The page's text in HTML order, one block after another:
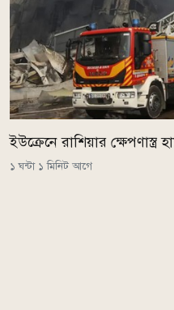
ইউক্রেনে রাশিয়ার
১ ঘন্টা ১ মিনিট আগে